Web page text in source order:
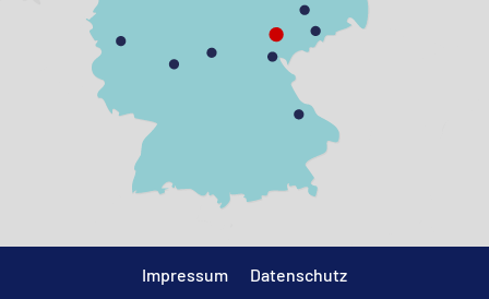
Impressum Datenschutz